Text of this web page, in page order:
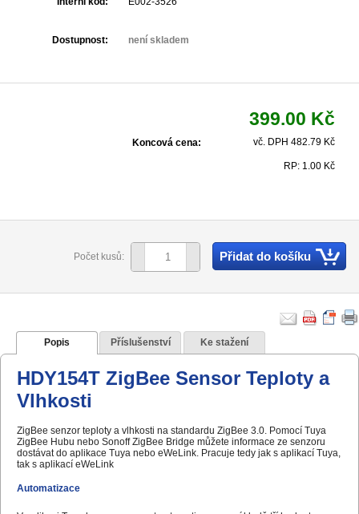
Dostupnost: není skladem
Koncová cena:
399.00 Kč
vč. DPH 482.79 Kč
RP: 1.00 Kč
Počet kusů: Přidat do košíku
Popis Příslušenství Ke stažení
HDY154T ZigBee Sensor Teploty a
Vlhkosti
ZigBee senzor teploty a vlhkosti na standardu ZigBee 3.0. Pomocí Tuya
ZigBee Hubu nebo Sonoff ZigBee Bridge můžete informace ze senzoru
dostávat do aplikace Tuya nebo eWeLink. Pracuje tedy jak s aplikací Tuya,
tak s aplikací eWeLink
Automatizace